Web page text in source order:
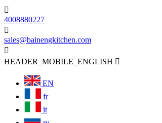

4008880227

sales@bainengkitchen.com

HEADER_MOBILE_ENGLISH 
EN
fr
it